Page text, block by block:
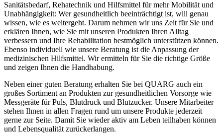
Sanitätsbedarf, Rehatechnik und Hilfsmittel für mehr Mobilität und
Unabhängigkeit: Wer gesundheitlich beeinträchtigt ist, will genau
wissen, wie es weitergeht. Darum nehmen wir uns Zeit für Sie und
erklären Ihnen, wie Sie mit unseren Produkten Ihren Alltag
verbessern und Ihre Rehabilitation bestmöglich unterstützen können.
Ebenso individuell wie unsere Beratung ist die Anpassung der
medizinischen Hilfsmittel. Wir ermitteln für Sie die richtige Größe
und zeigen Ihnen die Handhabung.
Neben einer guten Beratung erhalten Sie bei QUARG auch ein
großes Sortiment an Produkten zur gesundheitlichen Vorsorge wie
Messgeräte für Puls, Blutdruck und Blutzucker. Unsere Mitarbeiter
stehen Ihnen in allen Fragen rund um unsere Produkte jederzeit
gerne zur Seite. Damit Sie wieder aktiv am Leben teilhaben können
und Lebensqualität zurückerlangen.